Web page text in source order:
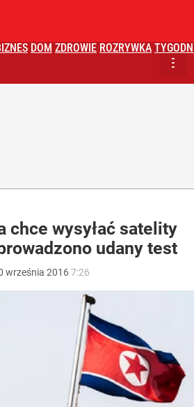
DOM ZDROWIE ROZRYWKA
chce wysyłać satelity
udany test
września 20167:26